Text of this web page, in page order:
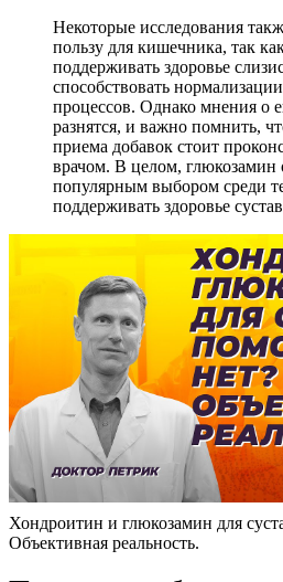
Некоторые исследования
пользу для кишечника, так
поддерживать здоровье
способствовать
процессов. Однако мнения о
разнятся, и важно помнить,
приема добавок стоит
врачом. В целом, глюкозамин
популярным выбором среди
поддерживать здоровье
Хондроитин и глюкозамин для
Объективная реальность.